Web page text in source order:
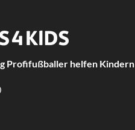
Profifußballer helfen Kindern